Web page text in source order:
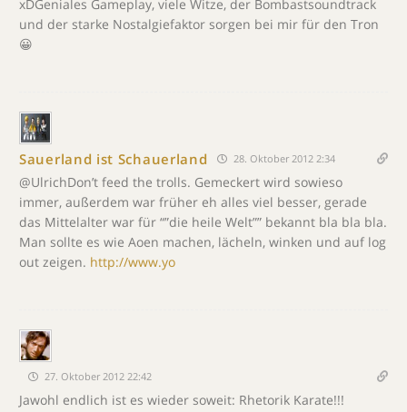
xDGeniales Gameplay, viele Witze, der Bombastsoundtrack
und der starke Nostalgiefaktor sorgen bei mir für den Tron
😀
Sauerland ist Schauerland 28. Oktober 2012 2:34
@UlrichDon’t feed the trolls. Gemeckert wird sowieso
immer, außerdem war früher eh alles viel besser, gerade
das Mittelalter war für “”die heile Welt”” bekannt bla bla bla.
Man sollte es wie Aoen machen, lächeln, winken und auf log
out zeigen. http://www.yo
27. Oktober 2012 22:42
Jawohl endlich ist es wieder soweit: Rhetorik Karate!!!